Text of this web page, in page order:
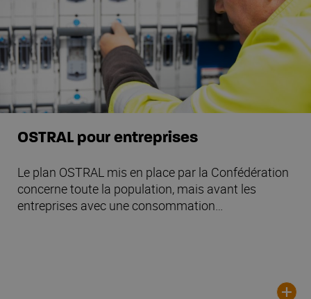
OSTRAL pour entreprises
Le plan OSTRAL mis en place par la Confédération
concerne toute la population, mais avant les
entreprises avec une consommation…